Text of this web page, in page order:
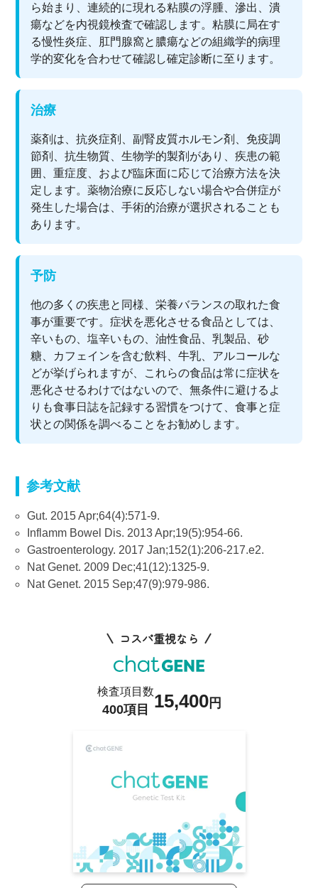
ら始まり、連続的に現れる粘膜の浮腫、滲出、潰
瘍などを内視鏡検査で確認します。粘膜に局在す
る慢性炎症、肛門腺窩と膿瘍などの組織学的病理
学的変化を合わせて確認し確定診断に至ります。
治療
薬剤は、抗炎症剤、副腎皮質ホルモン剤、免疫調
節剤、抗生物質、生物学的製剤があり、疾患の範
囲、重症度、および臨床面に応じて治療方法を決
定します。薬物治療に反応しない場合や合併症が
発生した場合は、手術的治療が選択されることも
あります。
予防
他の多くの疾患と同様、栄養バランスの取れた食
事が重要です。症状を悪化させる食品としては、
辛いもの、塩辛いもの、油性食品、乳製品、砂
糖、カフェインを含む飲料、牛乳、アルコールな
どが挙げられますが、これらの食品は常に症状を
悪化させるわけではないので、無条件に避けるよ
りも食事日誌を記録する習慣をつけて、食事と症
状との関係を調べることをお勧めします。
参考文献
Gut. 2015 Apr;64(4):571-9.
Inflamm Bowel Dis. 2013 Apr;19(5):954-66.
Gastroenterology. 2017 Jan;152(1):206-217.e2.
Nat Genet. 2009 Dec;41(12):1325-9.
Nat Genet. 2015 Sep;47(9):979-986.
コスパ重視なら
検査項目数
400項目 15,400円